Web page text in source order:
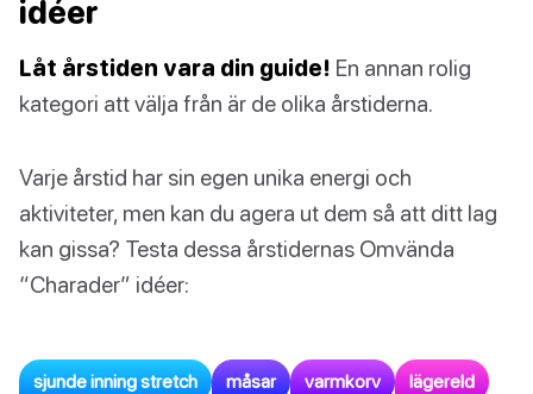
idéer
Låt årstiden vara din guide! En annan rolig
kategori att välja från är de olika årstiderna.
Varje årstid har sin egen unika energi och
aktiviteter, men kan du agera ut dem så att ditt lag
kan gissa? Testa dessa årstidernas Omvända
“Charader” idéer:
sjunde inning stretch måsar varmkorv lägereld